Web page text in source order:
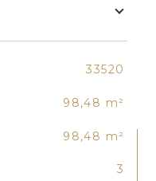
33520
98,48 m²
98,48 m²
3